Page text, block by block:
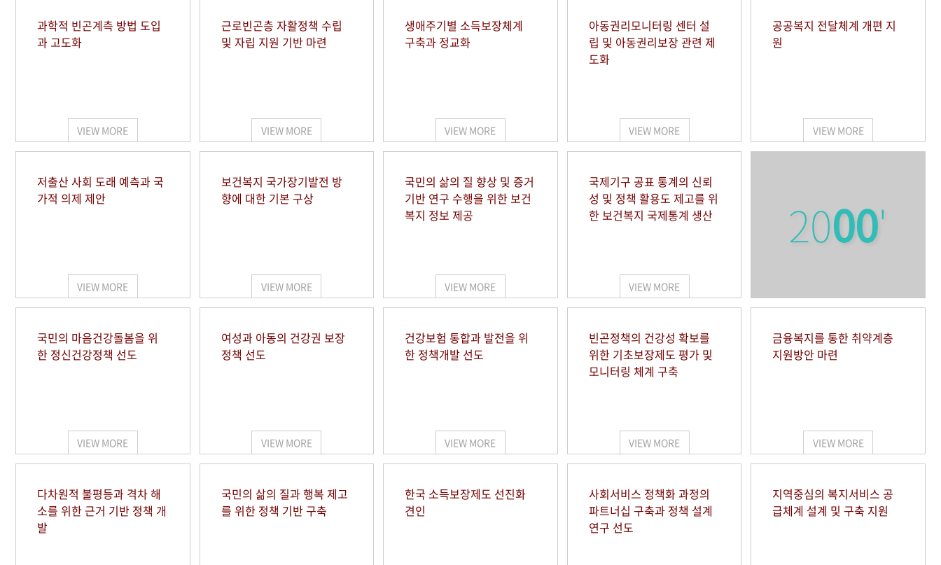
과학적 빈곤계측 방법 도입
과 고도화
VIEW MORE
근로빈곤층 자활정책 수립
및 자립 지원 기반 마련
VIEW MORE
생애주기별 소득보장체계
구축과 정교화
VIEW MORE
아동권리모니터링 센터 설
립 및 아동권리보장 관련 제
도화
VIEW MORE
공공복지 전달체계 개편 지
원
VIEW MORE
저출산 사회 도래 예측과 국
가적 의제 제안
VIEW MORE
보건복지 국가장기발전 방
향에 대한 기본 구상
VIEW MORE
국민의 삶의 질 향상 및 증거
기반 연구 수행을 위한 보건
복지 정보 제공
VIEW MORE
국제기구 공표 통계의 신뢰
성 및 정책 활용도 제고를 위
한 보건복지 국제통계 생산
VIEW MORE
2000'
국민의 마음건강돌봄을 위
한 정신건강정책 선도
VIEW MORE
여성과 아동의 건강권 보장
정책 선도
VIEW MORE
건강보험 통합과 발전을 위
한 정책개발 선도
VIEW MORE
빈곤정책의 건강성 확보를
위한 기초보장제도 평가 및
모니터링 체계 구축
VIEW MORE
금융복지를 통한 취약계층
지원방안 마련
VIEW MORE
다차원적 불평등과 격차 해
소를 위한 근거 기반 정책 개
발
국민의 삶의 질과 행복 제고
를 위한 정책 기반 구축
한국 소득보장제도 선진화
견인
사회서비스 정책화 과정의
파트너십 구축과 정책 설계
연구 선도
지역중심의 복지서비스 공
급체계 설계 및 구축 지원